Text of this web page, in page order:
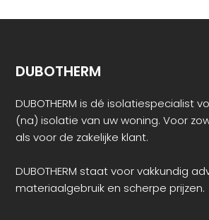
DUBOTHERM
DUBOTHERM is dé isolatiespecialist
(na) isolatie van uw woning. Voor
als voor de zakelijke klant.
DUBOTHERM staat voor vakkundig
materiaalgebruik en scherpe prijzen.